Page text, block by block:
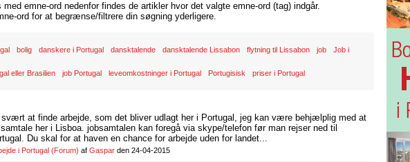
med emne-ord nedenfor findes de artikler hvor det valgte emne-ord (tag) indgår.
ord for at begrænse/filtrere din søgning yderligere.
bolig danskere i Portugal dansktalende dansktalende Lissabon flytning til Lissabon job Job i
eller Brasilien job Portugal leveomkostninger i Portugal Portugisisk priser i Portugal
svært at finde arbejde, som det bliver udlagt her i Portugal, jeg kan være behjælplig med at
her i Lisboa. jobsamtalen kan foregå via skype/telefon før man rejser ned til
Du skal for at haven en chance for arbejde uden for landet...
i Portugal (Forum) af Gaspar den 24-04-2015